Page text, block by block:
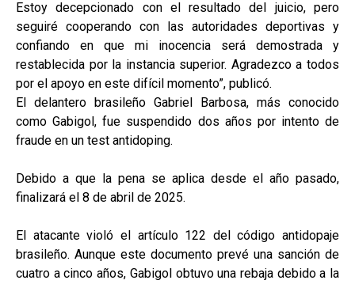
Estoy decepcionado con el resultado del juicio, pero
seguiré cooperando con las autoridades deportivas y
confiando en que mi inocencia será demostrada y
restablecida por la instancia superior. Agradezco a todos
por el apoyo en este difícil momento”, publicó.
El delantero brasileño Gabriel Barbosa, más conocido
como Gabigol, fue suspendido dos años por intento de
fraude en un test antidoping.
Debido a que la pena se aplica desde el año pasado,
finalizará el 8 de abril de 2025.
El atacante violó el artículo 122 del código antidopaje
brasileño. Aunque este documento prevé una sanción de
cuatro a cinco años, Gabigol obtuvo una rebaja debido a la